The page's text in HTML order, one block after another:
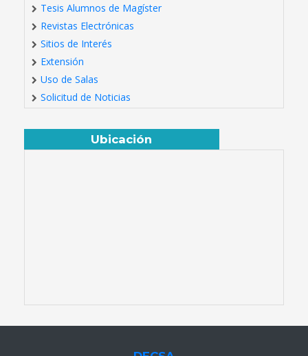
Tesis Alumnos de Magíster
Revistas Electrónicas
Sitios de Interés
Extensión
Uso de Salas
Solicitud de Noticias
Ubicación